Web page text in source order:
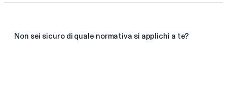
Non sei sicuro di quale normativa si applichi a te?